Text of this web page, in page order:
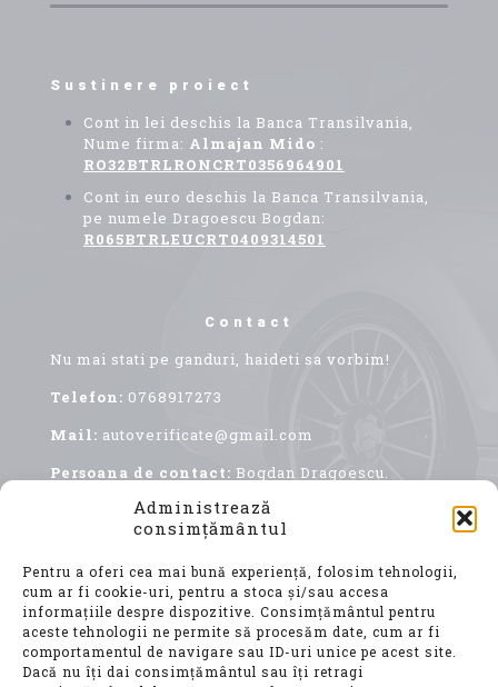
Administrează
consimțământul
Pentru a oferi cea mai bună experiență, folosim tehnologii,
cum ar fi cookie-uri, pentru a stoca și/sau accesa
informațiile despre dispozitive. Consimțământul pentru
aceste tehnologii ne permite să procesăm date, cum ar fi
comportamentul de navigare sau ID-uri unice pe acest site.
Dacă nu îți dai consimțământul sau îți retragi
Sustinere proiect
Cont in lei deschis la Banca Transilvania,
Nume firma: Almajan Mido :
RO32BTRLRONCRT0356964901
Cont in euro deschis la Banca Transilvania,
pe numele Dragoescu Bogdan:
R065BTRLEUCRT0409314501
Contact
Nu mai stati pe ganduri, haideti sa vorbim!
Telefon: 0768917273
Mail: autoverificate@gmail.com
Persoana de contact: Bogdan Dragoescu.
Achiziționarea unui autoturism second hand, este
o decizie importantă, care implică nu doar o